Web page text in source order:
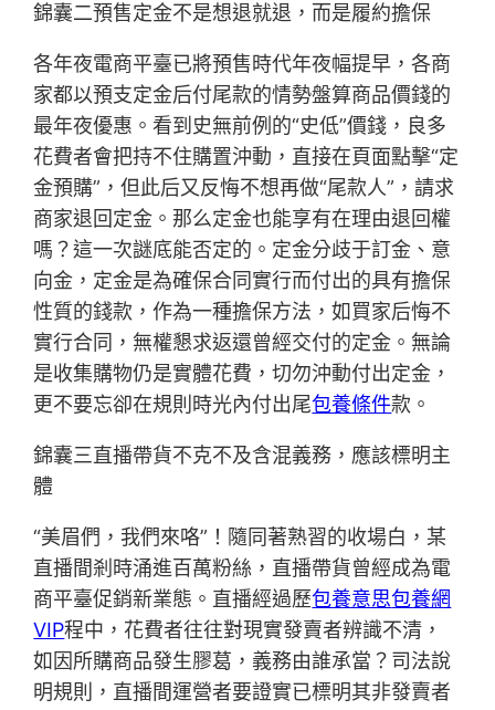
錦囊二預售定金不是想退就退，而是履約擔保
各年夜電商平臺已將預售時代年夜幅提早，各商
家都以預支定金后付尾款的情勢盤算商品價錢的
最年夜優惠。看到史無前例的“史低”價錢，良多
花費者會把持不住購置沖動，直接在頁面點擊“定
金預購”，但此后又反悔不想再做“尾款人”，請求
商家退回定金。那么定金也能享有在理由退回權
嗎？這一次謎底能否定的。定金分歧于訂金、意
向金，定金是為確保合同實行而付出的具有擔保
性質的錢款，作為一種擔保方法，如買家后悔不
實行合同，無權懇求返還曾經交付的定金。無論
是收集購物仍是實體花費，切勿沖動付出定金，
更不要忘卻在規則時光內付出尾包養條件款。
錦囊三直播帶貨不克不及含混義務，應該標明主
體
“美眉們，我們來咯”！隨同著熟習的收場白，某
直播間剎時涌進百萬粉絲，直播帶貨曾經成為電
商平臺促銷新業態。直播經過歷包養意思包養網
VIP程中，花費者往往對現實發賣者辨識不清，
如因所購商品發生膠葛，義務由誰承當？司法說
明規則，直播間運營者要證實已標明其非發賣者